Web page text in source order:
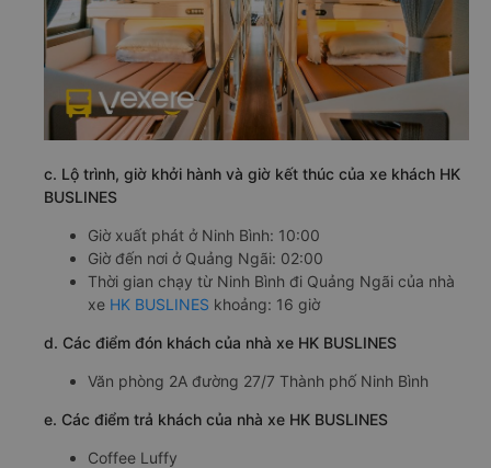
c. Lộ trình, giờ khởi hành và giờ kết thúc của xe khách HK
BUSLINES
Giờ xuất phát ở Ninh Bình: 10:00
Giờ đến nơi ở Quảng Ngãi: 02:00
Thời gian chạy từ Ninh Bình đi Quảng Ngãi của nhà
xe HK BUSLINES khoảng: 16 giờ
d. Các điểm đón khách của nhà xe HK BUSLINES
Văn phòng 2A đường 27/7 Thành phố Ninh Bình
e. Các điểm trả khách của nhà xe HK BUSLINES
Coffee Luffy